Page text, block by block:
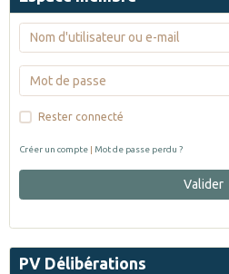
Rester connecté
Créer un compte | Mot de passe perdu ?
Valider
PV Délibérations